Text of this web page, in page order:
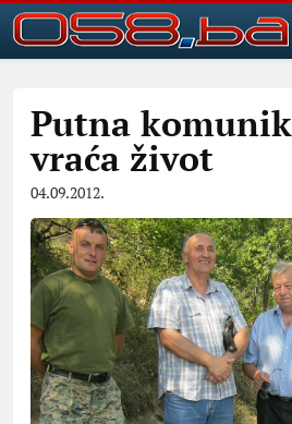
Putna
vraća život
04.09.2012.